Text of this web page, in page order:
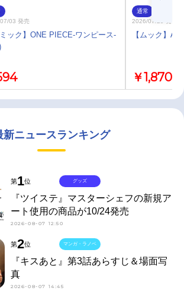
03 発売
ミック】ONE PIECE-ワンピース-
通常
2026/07/29 発売
【ムック】
￥1,870
新ニュースランキング
第1位
『ツイステ』マスターシェフの新規ア
ート使用の商品が10/24発売
2026-08-07 12:50
グッズ
第2位
『キスあと』第3話あらすじ＆場面写
真
2026-08-07 14:45
マンガ・ラノベ